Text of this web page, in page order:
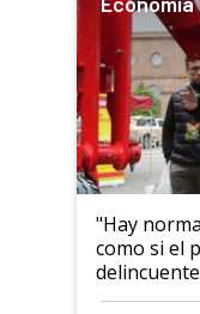
"Hay
como si el
al